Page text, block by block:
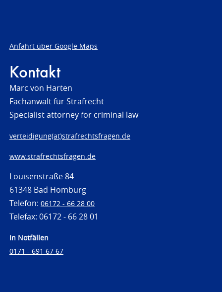
Anfahrt über Google Maps
Kontakt
Marc von Harten
Fachanwalt für Strafrecht
Specialist attorney for criminal law
verteidigung(at)strafrechtsfragen.de
www.strafrechtsfragen.de
Louisenstraße 84
61348 Bad Homburg
Telefon: 06172 - 66 28 00
Telefax: 06172 - 66 28 01
In Notfällen
0171 - 691 67 67